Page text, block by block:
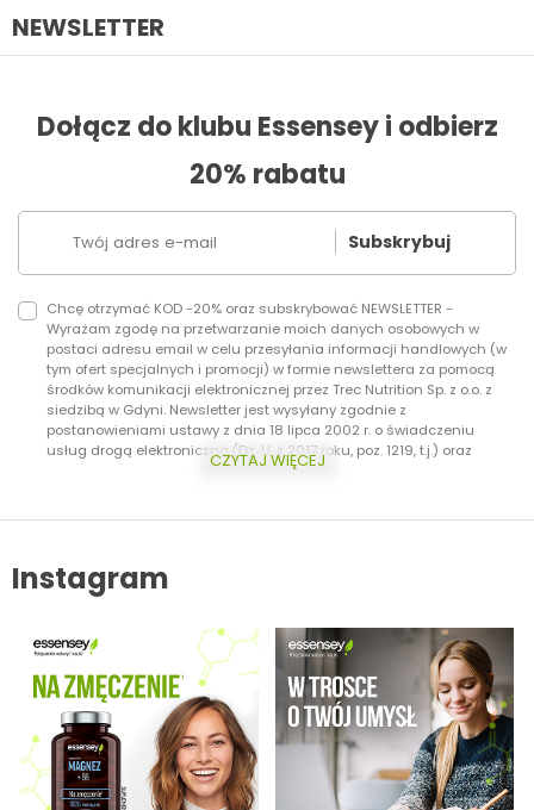
NEWSLETTER
Dołącz do klubu Essensey i odbierz
20% rabatu
Subskrybuj
Chcę otrzymać KOD -20% oraz subskrybować NEWSLETTER -
Wyrażam zgodę na przetwarzanie moich danych osobowych w
postaci adresu email w celu przesyłania informacji handlowych (w
tym ofert specjalnych i promocji) w formie newslettera za pomocą
środków komunikacji elektronicznej przez Trec Nutrition Sp. z o.o. z
siedzibą w Gdyni. Newsletter jest wysyłany zgodnie z
postanowieniami ustawy z dnia 18 lipca 2002 r. o świadczeniu
usług drogą elektroniczną (Dz. U. z 2017 roku, poz. 1219, t.j.) oraz
ustawy z dnia 16 lipca 2004 r. Prawo telekomunikacyjne (Dz.U. z 2017
CZYTAJ WIĘCEJ
Instagram